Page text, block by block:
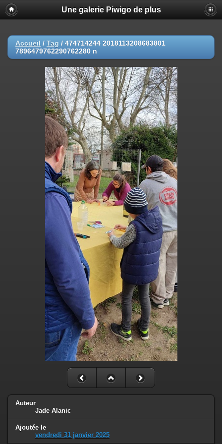
Une galerie Piwigo de plus
Accueil / Tag / 474714244 2018113208683801
7896479762290762280 n
Auteur
Jade Alanic
Ajoutée le
vendredi 31 janvier 2025